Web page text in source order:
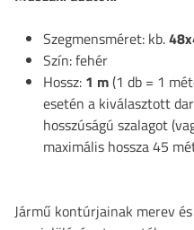
Szegmensméret: kb.
Szín: fehér
Hossz: 1 m(1 db = 1
esetén a kiválasztott
hosszúságú szalagot
maximális hossza 45
Jármű kontúrjainak merev